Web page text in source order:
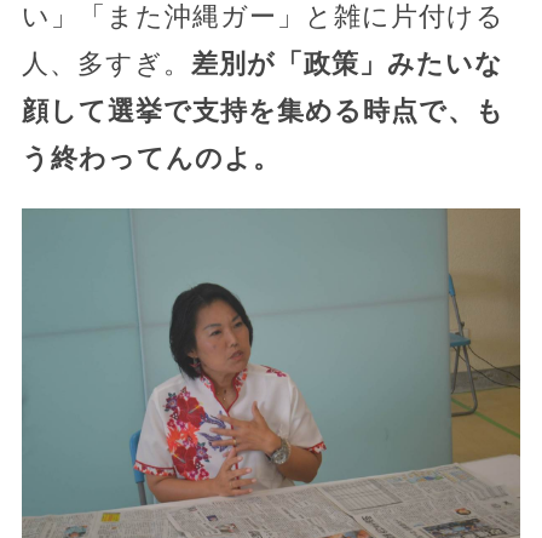
い」「また沖縄ガー」と雑に片付ける
人、多すぎ。 差別が「政策」みたいな
顔して選挙で支持を集める時点で、も
う終わってんのよ。